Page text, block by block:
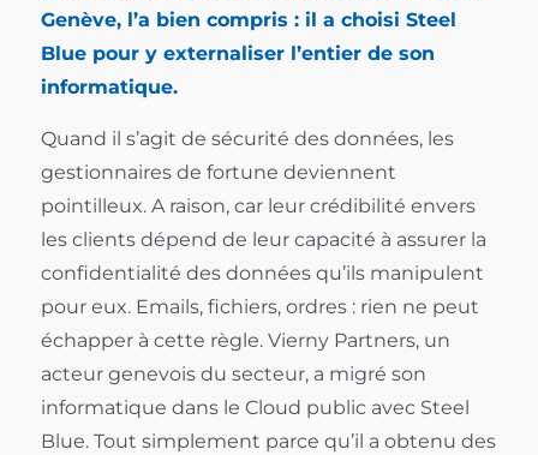
Genève, l’a bien compris : il a choisi Steel
Blue pour y externaliser l’entier de son
informatique.
Quand il s’agit de sécurité des données, les
gestionnaires de fortune deviennent
pointilleux. A raison, car leur crédibilité envers
les clients dépend de leur capacité à assurer la
confidentialité des données qu’ils manipulent
pour eux. Emails, fichiers, ordres : rien ne peut
échapper à cette règle. Vierny Partners, un
acteur genevois du secteur, a migré son
informatique dans le Cloud public avec Steel
Blue. Tout simplement parce qu’il a obtenu des